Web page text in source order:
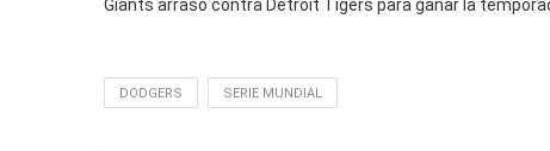
Giants arrasó contra Detroit Tigers para ganar la
DODGERS SERIE MUNDIAL